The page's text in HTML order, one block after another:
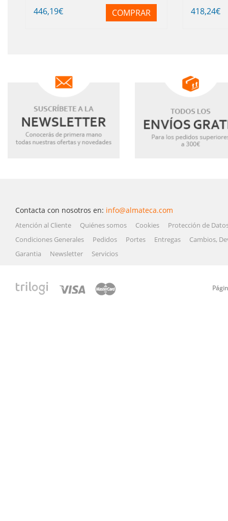
446,19€ COMPRAR 418,24€
Contacta con nosotros en: info@almateca.com
Atención al Cliente Quiénes somos Cookies
Protección de
Condiciones Generales
Pedidos Portes Entregas
Cambios,
Garantia
Newsletter Servicios